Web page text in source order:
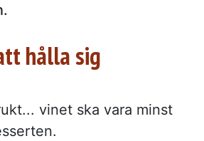
hålla sig
vinet ska vara minst